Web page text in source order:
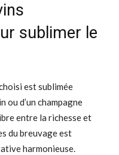
sublimer le
est sublimée
ou d’un champagne
entre la richesse et
du breuvage est
harmonieuse.